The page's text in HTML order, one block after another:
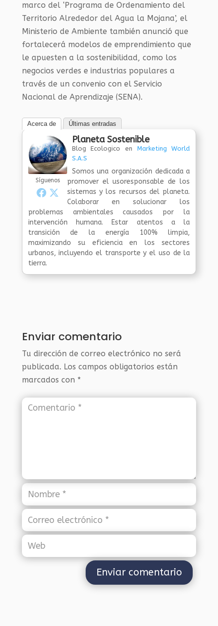
marco del ‘Programa de Ordenamiento del
Territorio Alrededor del Agua la Mojana’, el
Ministerio de Ambiente también anunció que
fortalecerá modelos de emprendimiento que
le apuesten a la sostenibilidad, como los
negocios verdes e industrias populares a
través de un convenio con el Servicio
Nacional de Aprendizaje (SENA).
Acerca de Últimas entradas
Síguenos
Planeta Sostenible
Blog Ecologico en Marketing World
S.A.S
Somos una organización dedicada a
promover el usoresponsable de los
sistemas y los recursos del planeta.
Colaborar en solucionar los
problemas ambientales causados por la
intervención humana. Estar atentos a la
transición de la energía 100% limpia,
maximizando su eficiencia en los sectores
urbanos, incluyendo el transporte y el uso de la
tierra.
Enviar comentario
Tu dirección de correo electrónico no será
publicada. Los campos obligatorios están
marcados con *